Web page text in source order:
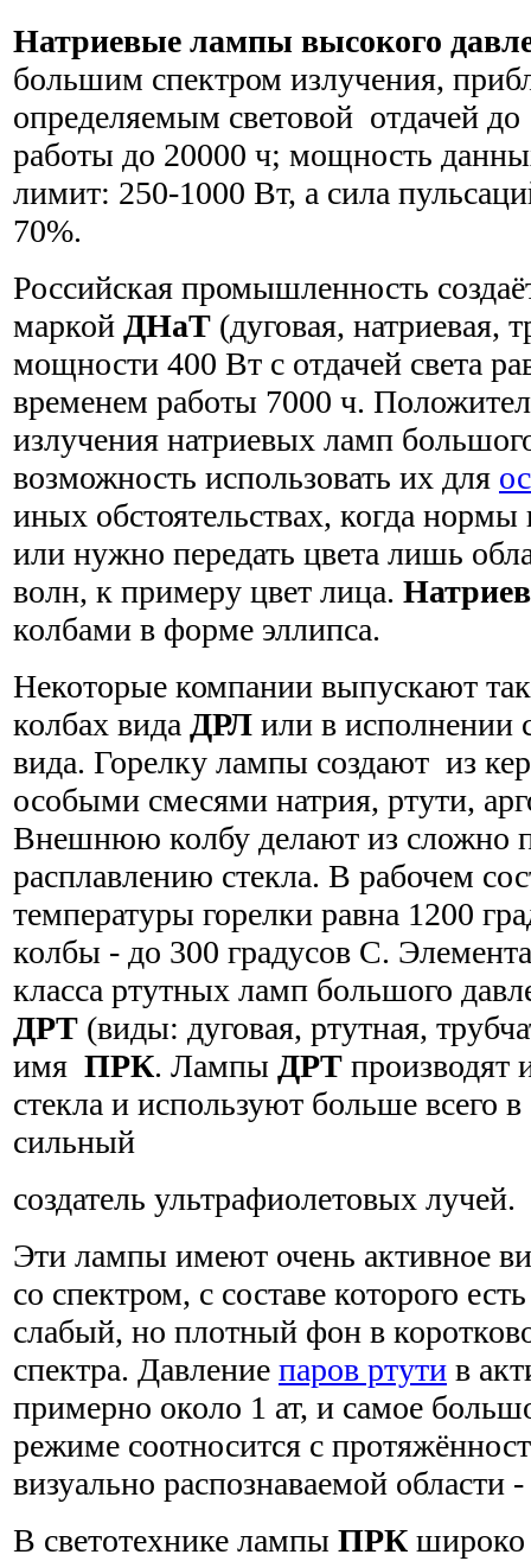
Натриевые лампы высокого
большим спектром излучения,
определяемым световой отдачей
работы до 20000 ч; мощность
лимит: 250-1000 Вт, а сила
70%.
Российская промышленность
маркой ДНаТ (дуговая, натриевая,
мощности 400 Вт с отдачей света
временем работы 7000 ч.
излучения натриевых ламп
возможность использовать их для
иных обстоятельствах, когда нормы
или нужно передать цвета лишь
волн, к примеру цвет лица.
колбами в форме эллипса.
Некоторые компании выпускают
колбах вида ДРЛ или в исполнении
вида. Горелку лампы создают из
особыми смесями натрия, ртути,
Внешнюю колбу делают из сложно
расплавлению стекла. В рабочем
температуры горелки равна 1200
колбы - до 300 градусов С.
класса ртутных ламп большого
ДРТ (виды: дуговая, ртутная,
имя ПРК. Лампы ДРТ производят
стекла и используют больше всего
сильный
создатель ультрафиолетовых лучей.
Эти лампы имеют очень активное
со спектром, с составе которого
слабый, но плотный фон в
спектра. Давление паров ртути в
примерно около 1 ат, и самое
режиме соотносится с
визуально распознаваемой области
В светотехнике лампы ПРК широко